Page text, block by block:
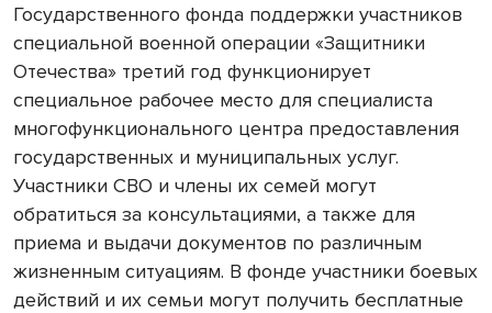
Государственного фонда поддержки участников
специальной военной операции «Защитники
Отечества» третий год функционирует
специальное рабочее место для специалиста
многофункционального центра предоставления
государственных и муниципальных услуг.
Участники СВО и члены их семей могут
обратиться за консультациями, а также для
приема и выдачи документов по различным
жизненным ситуациям. В фонде участники боевых
действий и их семьи могут получить бесплатные